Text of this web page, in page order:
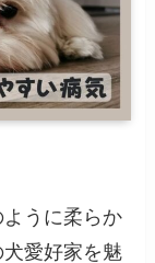
うに柔らか
愛好家を魅